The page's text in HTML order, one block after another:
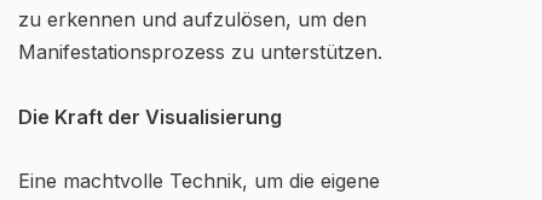
zu erkennen und aufzulösen, um den
Manifestationsprozess zu unterstützen.
Die Kraft der Visualisierung
Eine machtvolle Technik, um die eigene